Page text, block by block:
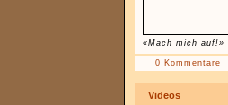
«Mach mich auf!»
0 Kommentare
Videos